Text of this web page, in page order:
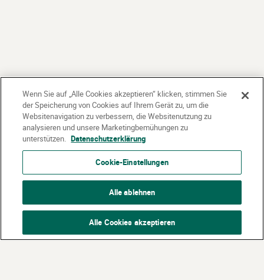
Wenn Sie auf „Alle Cookies akzeptieren“ klicken, stimmen Sie
der Speicherung von Cookies auf Ihrem Gerät zu, um die
Websitenavigation zu verbessern, die Websitenutzung zu
analysieren und unsere Marketingbemühungen zu
unterstützen. Datenschutzerklärung
Cookie-Einstellungen
Alle ablehnen
Alle Cookies akzeptieren